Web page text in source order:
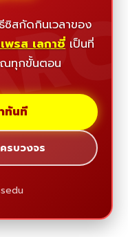
ซิสกัดกินเวลาของ
พรส เลกาซี่ เป็นที่
ทุกขั้นตอน
ทันที
รบวงจร